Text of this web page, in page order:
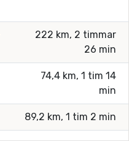
222 km, 2 timmar
26 min
74,4 km, 1 tim 14
min
89,2 km, 1 tim 2 min